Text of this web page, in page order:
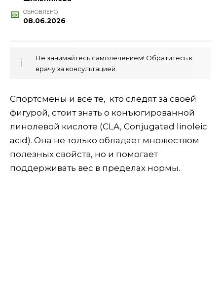
ОБНОВЛЕНО
08.06.2026
Не занимайтесь самолечением! Обратитесь к
врачу за консультацией.
Спортсмены и все те, кто следят за своей
фигурой, стоит знать о конъюгированной
линолевой кислоте (CLA, Conjugated linoleic
acid). Она не только обладает множеством
полезных свойств, но и помогает
поддерживать вес в пределах нормы.